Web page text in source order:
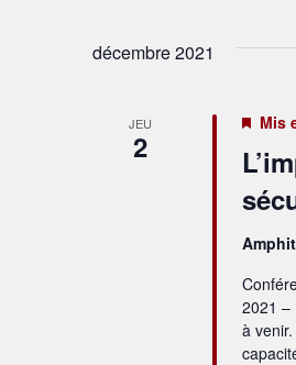
vues
décembre 2021
JEU
2
Mis
2021 –
à